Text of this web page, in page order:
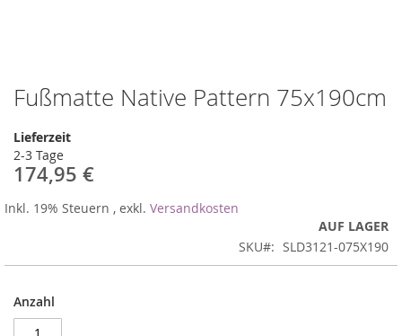
Fußmatte Native Pattern 75x190cm
Lieferzeit
2-3 Tage
174,95 €
Inkl. 19% Steuern , exkl. Versandkosten
AUF LAGER
SKU
SLD3121-075X190
Anzahl
Zum
Anfang
der
Bildergalerie
springen